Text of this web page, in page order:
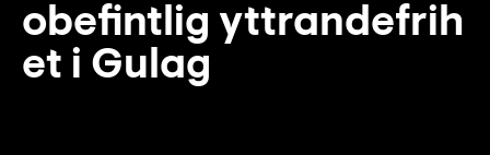
obefintlig yttrandefrih
et i Gulag